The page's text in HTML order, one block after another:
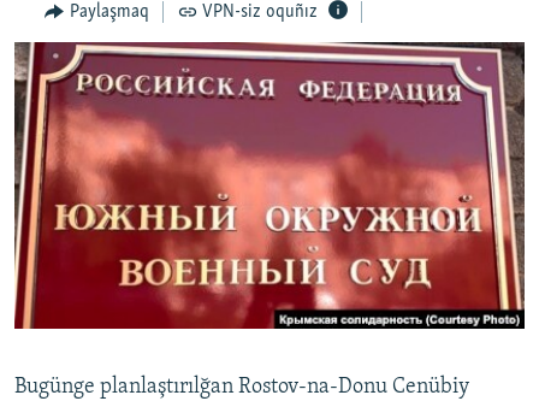
VİDEO
SÜRET
BLOGLAR
FİKİR
Русский
Українською
QOŞULIÑIZ!
Paylaşmaq VPN-siz oquñız
Bugünge planlaştırılğan Rostov-na-Donu Cenübiy